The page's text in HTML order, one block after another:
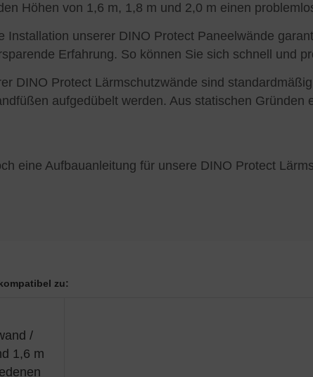
Höhen von 1,6 m, 1,8 m und 2,0 m einen
Installation unserer DINO Protect Paneelwände
Erfahrung. So können Sie sich schnell und
DINO Protect Lärmschutzwände sind
aufgedübelt werden. Aus statischen
eine Aufbauanleitung für unsere DINO Protect
zu: